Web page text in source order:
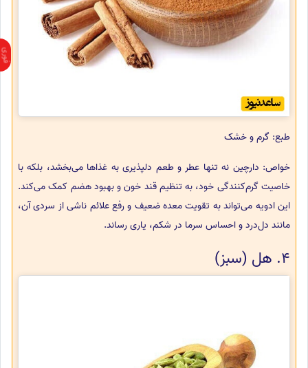
طبع: گرم و خشک
خواص: دارچین نه تنها عطر و طعم دلپذیری به غذاها می‌بخشد، بلکه با
خاصیت گرم‌کنندگی خود، به تنظیم قند خون و بهبود هضم کمک می‌کند.
این ادویه می‌تواند به تقویت معده ضعیف و رفع علائم ناشی از سردی آن،
مانند دل‌درد و احساس سرما در شکم، یاری رساند.
4. هل (سبز)